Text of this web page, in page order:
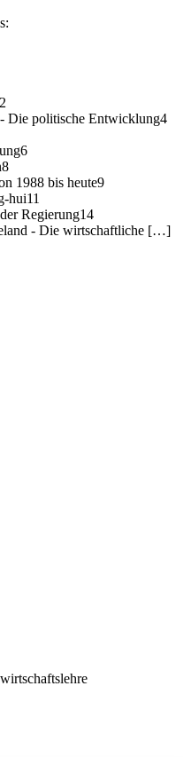
Die politische Entwicklung4
1988 bis heute9
hui11
Regierung14
- Die wirtschaftliche […]